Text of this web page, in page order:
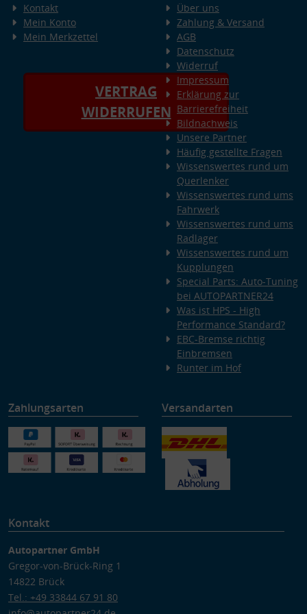
Kontakt
Mein Konto
Mein Merkzettel
VERTRAG
WIDERRUFEN
Über uns
Zahlung & Versand
AGB
Datenschutz
Widerruf
Impressum
Erklärung zur
Barrierefreiheit
Bildnachweis
Unsere Partner
Häufig gestellte Fragen
Wissenswertes rund um
Querlenker
Wissenswertes rund ums
Fahrwerk
Wissenswertes rund ums
Radlager
Wissenswertes rund um
Kupplungen
Special Parts: Auto-Tuning
bei AUTOPARTNER24
Was ist HPS - High
Performance Standard?
EBC-Bremse richtig
Einbremsen
Runter im Hof
Zahlungsarten Versandarten
Kontakt
Autopartner GmbH
Gregor-von-Brück-Ring 1
14822 Brück
Tel.: +49 33844 67 91 80